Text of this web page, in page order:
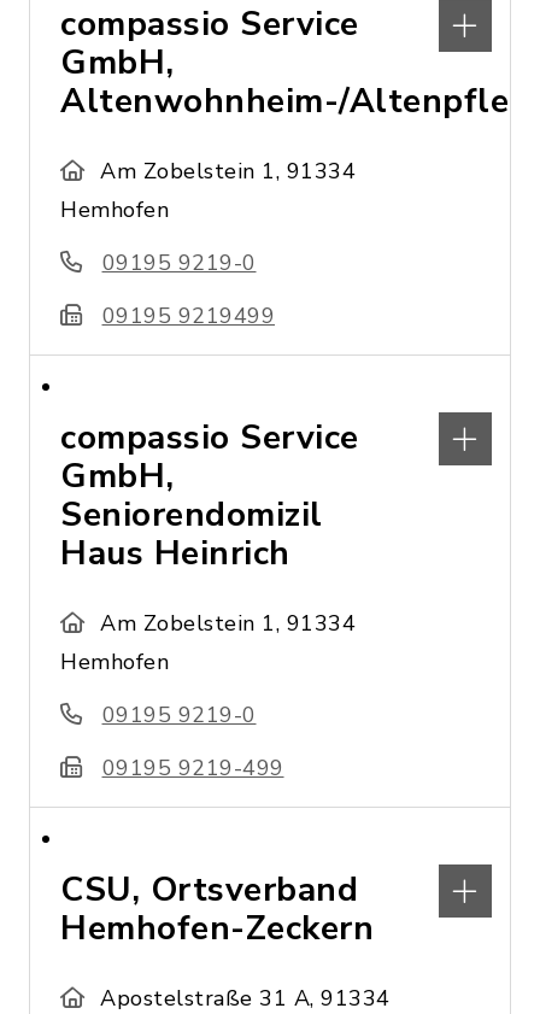
compassio Service
GmbH,
Altenwohnheim-/
Am Zobelstein 1, 91334
Hemhofen
09195 9219-0
09195 9219499
compassio Service
GmbH,
Seniorendomizil
Haus Heinrich
Am Zobelstein 1, 91334
Hemhofen
09195 9219-0
09195 9219-499
CSU, Ortsverband
Hemhofen-Zeckern
Apostelstraße 31 A, 91334